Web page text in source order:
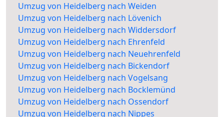
Umzug von Heidelberg nach Weiden
Umzug von Heidelberg nach Lövenich
Umzug von Heidelberg nach Widdersdorf
Umzug von Heidelberg nach Ehrenfeld
Umzug von Heidelberg nach Neuehrenfeld
Umzug von Heidelberg nach Bickendorf
Umzug von Heidelberg nach Vogelsang
Umzug von Heidelberg nach Bocklemünd
Umzug von Heidelberg nach Ossendorf
Umzug von Heidelberg nach Nippes